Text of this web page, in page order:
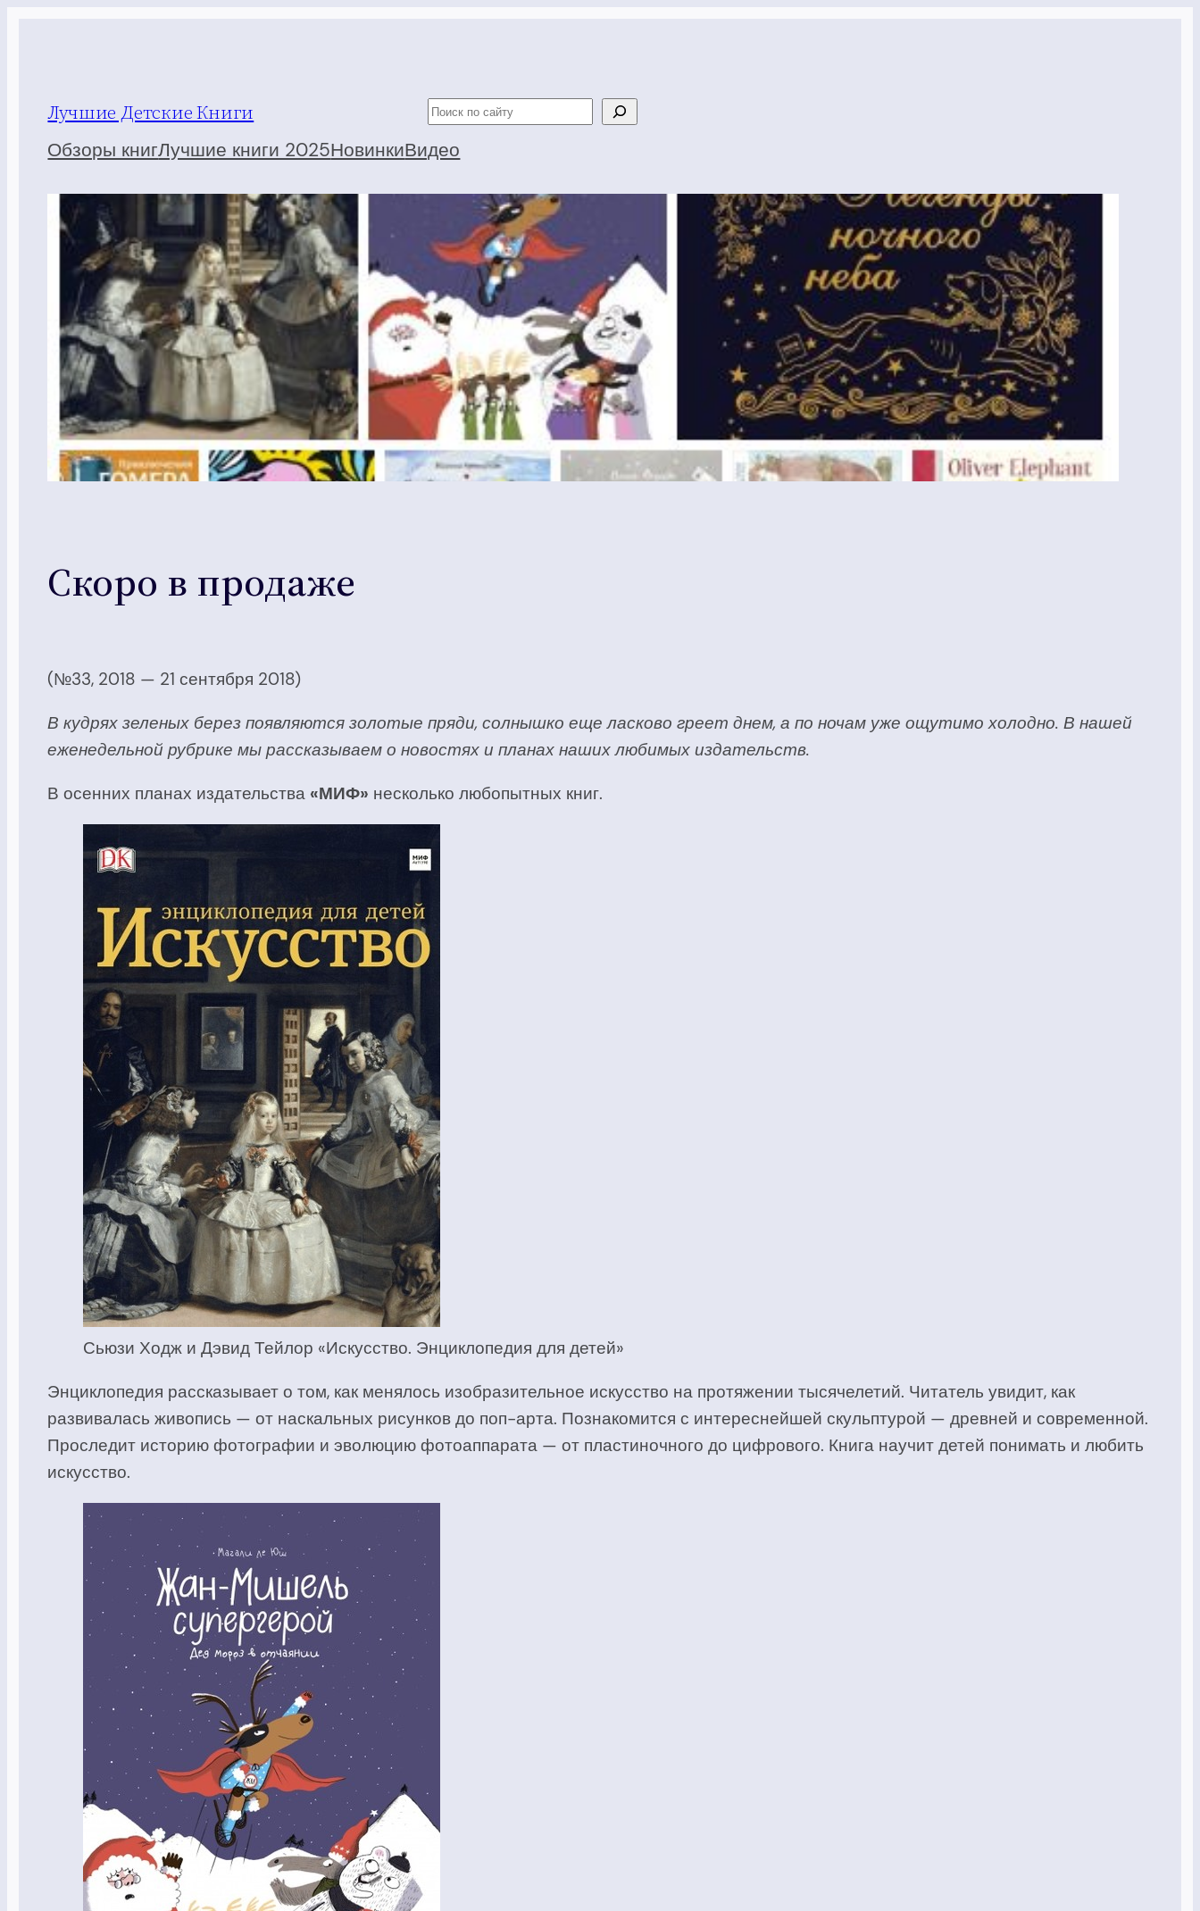
Лучшие Детские Книги Поиск
Обзоры книгЛучшие книги 2025НовинкиВидео
Скоро в продаже
(№33, 2018 — 21 сентября 2018)
В кудрях зеленых берез появляются золотые пряди, солнышко еще ласково греет днем, а по ночам уже ощутимо холодно. В нашей
еженедельной рубрике мы рассказываем о новостях и планах наших любимых издательств.
В осенних планах издательства «МИФ» несколько любопытных книг.
Сьюзи Ходж и Дэвид Тейлор «Искусство. Энциклопедия для детей»
Энциклопедия рассказывает о том, как менялось изобразительное искусство на протяжении тысячелетий. Читатель увидит, как
развивалась живопись — от наскальных рисунков до поп-арта. Познакомится с интереснейшей скульптурой — древней и современной.
Проследит историю фотографии и эволюцию фотоаппарата — от пластиночного до цифрового. Книга научит детей понимать и любить
искусство.